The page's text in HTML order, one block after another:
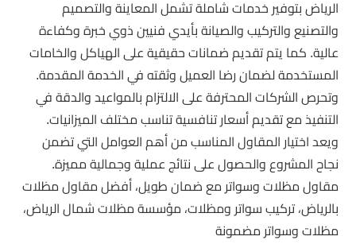
الرياض بتوفير خدمات شاملة تشمل المعاينة والتصميم
والتصنيع والتركيب والصيانة بأيدي فنيين ذوي خبرة وكفاءة
عالية. كما يتم تقديم ضمانات حقيقية على الهياكل والخامات
المستخدمة لضمان رضا العميل وثقته في الخدمة المقدمة.
وتحرص الشركات المحترفة على الالتزام بالمواعيد والدقة في
التنفيذ مع تقديم أسعار تنافسية تناسب مختلف الميزانيات.
ويعد اختيار المقاول المناسب من أهم العوامل التي تضمن
نجاح المشروع والحصول على نتائج عملية وجمالية مميزة.
مقاول مظلات وسواتر مع ضمان طويل، أفضل مقاول مظلات
بالرياض، تركيب سواتر ومظلات، مؤسسة مظلات شمال الرياض،
مظلات وسواتر مضمونة